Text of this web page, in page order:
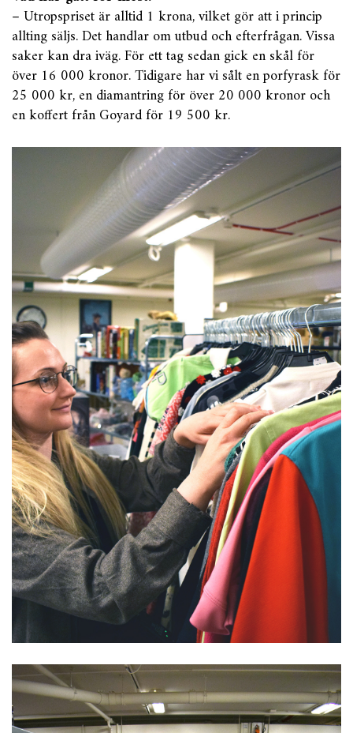
– Utropspriset är alltid 1 krona, vilket gör att i princip
allting säljs. Det handlar om utbud och efterfrågan. Vissa
saker kan dra iväg. För ett tag sedan gick en skål för
över 16 000 kronor. Tidigare har vi sålt en porfyrask för
25 000 kr, en diamantring för över 20 000 kronor och
en koffert från Goyard för 19 500 kr.